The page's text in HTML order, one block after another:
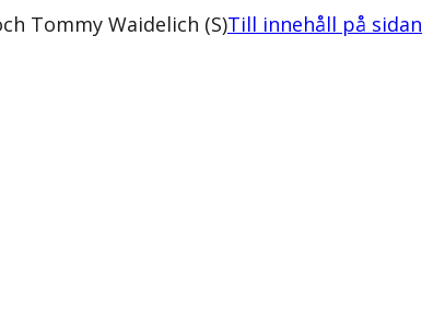
Tommy Waidelich (S)Till innehåll på sidan